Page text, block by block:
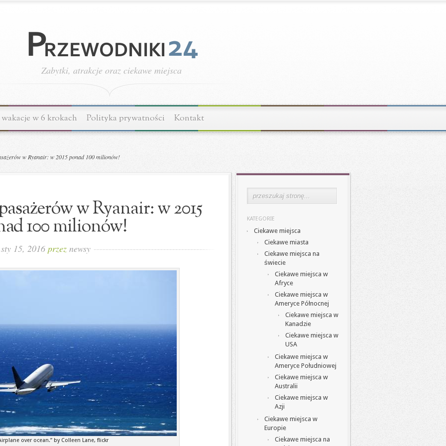
Zabytki, atrakcje oraz ciekawe miejsca
w 6 krokach Polityka prywatności Kontakt
w Ryanair: w 2015 ponad 100 milionów!
w Ryanair: w 2015
100 milionów!
sty 15, 2016 przez newsy
over ocean.” by Colleen Lane, flickr
KATEGORIE
Ciekawe miejsca
Ciekawe miasta
Ciekawe miejsca na
świecie
Ciekawe miejsca w
Afryce
Ciekawe miejsca w
Ameryce Północnej
Ciekawe miejsca w
Kanadzie
Ciekawe miejsca w
USA
Ciekawe miejsca w
Ameryce Południowej
Ciekawe miejsca w
Australii
Ciekawe miejsca w
Azji
Ciekawe miejsca w
Europie
Ciekawe miejsca na